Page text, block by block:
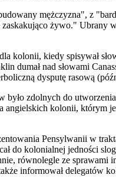
mężczyzna", z
żywo." Ubrany
kolonii, kiedy spisywał
dumał nad słowami
dysputę rasową
zdolnych do
angielskich kolonii,
Pensylwanii w
do kolonialnej jedności
równolegle ze sprawami
informował delegatów